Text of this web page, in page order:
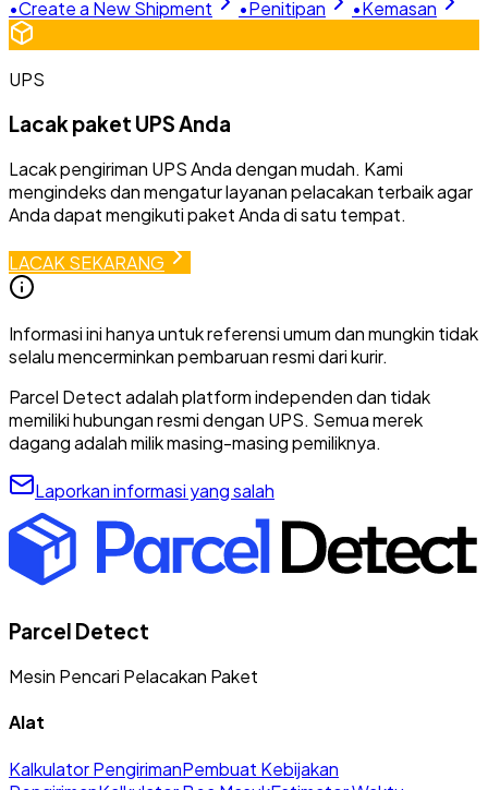
•Create a New Shipment •Penitipan •Kemasan
UPS
Lacak paket UPS Anda
Lacak pengiriman UPS Anda dengan mudah. Kami
mengindeks dan mengatur layanan pelacakan terbaik agar
Anda dapat mengikuti paket Anda di satu tempat.
LACAK SEKARANG
Informasi ini hanya untuk referensi umum dan mungkin tidak
selalu mencerminkan pembaruan resmi dari kurir.
Parcel Detect adalah platform independen dan tidak
memiliki hubungan resmi dengan UPS. Semua merek
dagang adalah milik masing-masing pemiliknya.
Laporkan informasi yang salah
Parcel Detect
Mesin Pencari Pelacakan Paket
Alat
Kalkulator PengirimanPembuat Kebijakan